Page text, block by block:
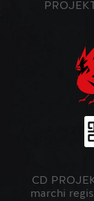
CD
marchi